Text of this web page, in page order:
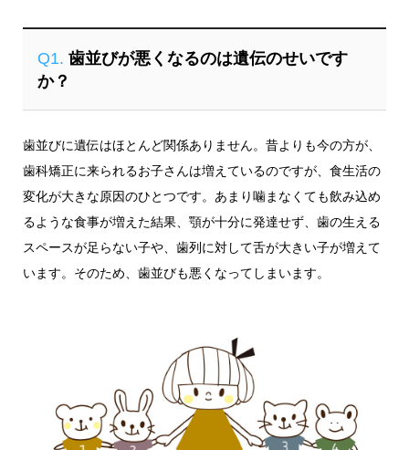
Q1.歯並びが悪くなるのは遺伝のせいです
か？
歯並びに遺伝はほとんど関係ありません。昔よりも今の方が、
歯科矯正に来られるお子さんは増えているのですが、食生活の
変化が大きな原因のひとつです。あまり噛まなくても飲み込め
るような食事が増えた結果、顎が十分に発達せず、歯の生える
スペースが足らない子や、歯列に対して舌が大きい子が増えて
います。そのため、歯並びも悪くなってしまいます。